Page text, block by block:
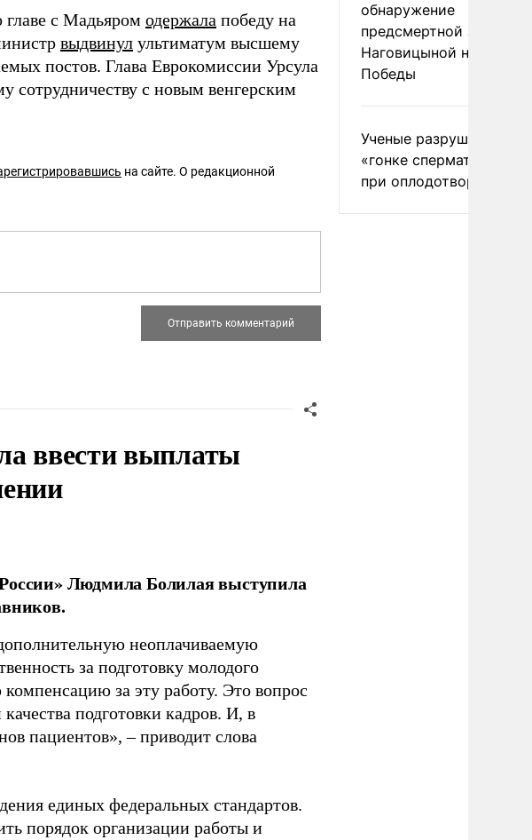
с Мадьяром одержала победу на
выдвинул ультиматум высшему
постов. Глава Еврокомиссии Урсула
сотрудничеству с новым венгерским
на сайте. О редакционной
ввести выплаты
Людмила Болилая выступила
неоплачиваемую
за подготовку молодого
за эту работу. Это вопрос
подготовки кадров. И, в
пациентов», – приводит слова
единых федеральных стандартов.
порядок организации работы и
обнаружение
предсмертной записки
Наговицыной на пике
Победы
Ученые разрушили миф
«гонке
при оплодотворении